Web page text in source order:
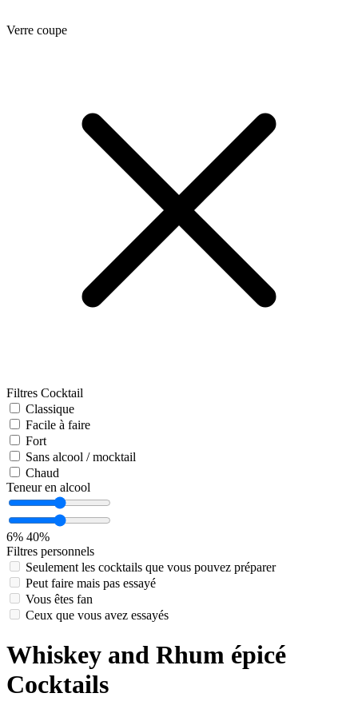
Verre coupe
Filtres Cocktail
Classique
Facile à faire
Fort
Sans alcool / mocktail
Chaud
Teneur en alcool
6% 40%
Filtres personnels
Seulement les cocktails que vous pouvez préparer
Peut faire mais pas essayé
Vous êtes fan
Ceux que vous avez essayés
Whiskey and Rhum épicé
Cocktails